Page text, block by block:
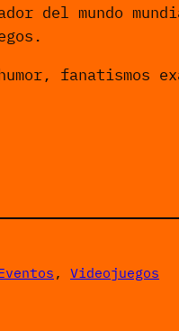
del mundo
fanatismos
, Videojuegos